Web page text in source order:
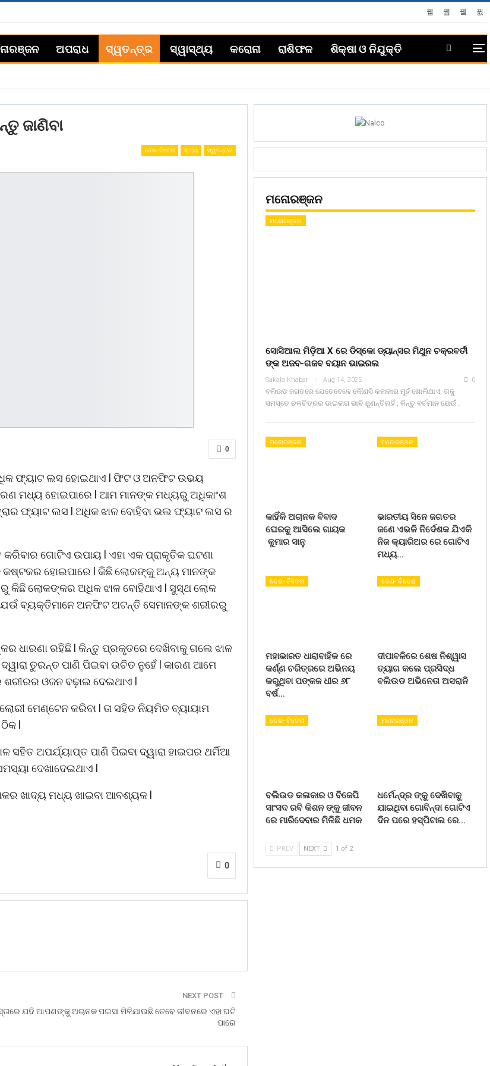
ଅପରାଧ ସ୍ୱତନ୍ତ୍ର ସ୍ୱାସ୍ଥ୍ୟ କରୋନା ରାଶିଫଳ ଶିକ୍ଷା ଓ ନିଯୁକ୍ତି
ଜାଣିବା
ଦେଶ- ବିଦେଶ ରାଜ୍ୟ ସ୍ୱତନ୍ତ୍ର
0
ଫ୍ୟାଟ ଲସ ହୋଇଥାଏ l ଫିଟ ଓ ଅନଫିଟ ଉଭୟ
ମଧ୍ୟ ହୋଇପାରେ l ଆମ ମାନଙ୍କ ମଧ୍ୟରୁ ଅଧିକାଂଶ
ଫ୍ୟାଟ ଲସ l ଅଧିକ ଝାଳ ବୋହିବା ଭଲ ଫ୍ୟାଟ ଲସ ର
ଗୋଟିଏ ଉପାୟ l ଏହା ଏକ ପ୍ରାକୃତିକ ଘଟଣା
କଷ୍ଟକର ହୋଇପାରେ l କିଛି ଲୋକଙ୍କୁ ଅନ୍ୟ ମାନଙ୍କ
କିଛି ଲୋକଙ୍କର ଅଧିକ ଝାଳ ବୋହିଥାଏ l ସୁସ୍ଥ ଲୋକ
ବ୍ୟକ୍ତିମାନେ ଅନଫିଟ ଅଟନ୍ତି ସେମାନଙ୍କ ଶରୀରରୁ
ଧାରଣା ରହିଛି l କିନ୍ତୁ ପ୍ରକୃତରେ ଦେଖିବାକୁ ଗଲେ ଝାଳ
ତୁରନ୍ତ ପାଣି ପିଇବା ଉଚିତ ନୁହେଁ l କାରଣ ଆମେ
ଶରୀରର ଓଜନ ବଢ଼ାଇ ଦେଇଥାଏ l
ମେଣ୍ଟେନ କରିବା l ତା ସହିତ ନିୟମିତ ବ୍ୟାୟାମ
l
ଅପର୍ଯ୍ୟାପ୍ତ ପାଣି ପିଇବା ଦ୍ୱାରା ହାଇପର ଥର୍ମିଆ
ଦେଖାଦେଇଥାଏ l
ଖାଦ୍ୟ ମଧ୍ୟ ଖାଇବା ଆବଶ୍ୟକ l
0
NEXT POST
ଯଦି ଆପଣଙ୍କୁ ଅଚାନକ ପଇସା ମିଳିଯାଉଛି ତେବେ ଜୀବନରେ ଏହା ଘଟି
ପାରେ
ମନୋରଞ୍ଜନ
ମନୋରଞ୍ଜନ
ସୋସିଆଲ ମିଡ଼ିଆ X ରେ ଡିସ୍କୋ ଡ୍ୟାନ୍ସର ମିଥୁନ ଚକ୍ରବର୍ତୀ
ଙ୍କ ଅଜବ-ଗଜବ ବୟାନ ଭାଇରଲ
Sakala Khabar Aug 14, 2025 0
ବଲିଉଡ ଜଗତରେ ଯେତେବେଳେ କୌଣସି କଳାକାର ମୁହଁ ଖୋଲିଥାଏ, ତାକୁ
ସମସ୍ତେ ଚଳଚିତ୍ରର ଡାଇଲଗ ଭାବି ଶୁଣନ୍ତିନାହିଁ , କିନ୍ତୁ ବର୍ତମାନ ଯେଉଁ…
ମନୋରଞ୍ଜନ
କାହିଁକି ଅଚାନକ ବିବାଦ
ଘେରକୁ ଆସିଲେ ଗାୟକ
କୁମାର ସାନୁ
ମନୋରଞ୍ଜନ
ଭାରତୀୟ ସିନେ ଜଗତର
ଜଣେ ଏଭଳି ନିର୍ଦେଶକ ଯିଏକି
ନିଜ କ୍ୟାରିଅର ରେ ଗୋଟିଏ
ମଧ୍ୟ…
ଦେଶ- ବିଦେଶ
ମହାଭାରତ ଧାରାବାହିକ ରେ
କର୍ଣ୍ଣ ଚରିତ୍ରରେ ଅଭିନୟ
କରୁଥିବା ପଙ୍କଜ ଧୀର ୬୮
ବର୍ଷ…
ଦେଶ- ବିଦେଶ
ଦୀପାବଳିରେ ଶେଷ ନିଶ୍ୱାସ
ତ୍ୟାଗ କଲେ ପ୍ରସିଦ୍ଧ
ବଲିଉଡ ଅଭିନେତା ଅସରାନି
ଦେଶ- ବିଦେଶ
ବଲିଉଡ କଳାକାର ଓ ବିଜେପି
ସାଂସଦ ରବି କିଶନ ଙ୍କୁ ଜୀବନ
ରେ ମାରିଦେବାର ମିଳିଛି ଧମକ
ମନୋରଞ୍ଜନ
ଧର୍ମେନ୍ଦ୍ର ଙ୍କୁ ଦେଖିବାକୁ
ଯାଇଥିବା ଗୋବିନ୍ଦା ଗୋଟିଏ
ଦିନ ପରେ ହସ୍ପିଟାଲ ରେ…
PREV NEXT 1 of 2